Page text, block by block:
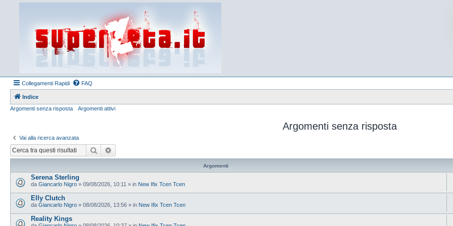
Collegamenti Rapidi FAQ
Indice
Argomenti senza risposta
Argomenti attivi
Argomenti senza risposta
Vai alla ricerca avanzata
Cerca
Argomenti
Serena Sterling
da Giancarlo Nigro » 09/08/2026, 10:11 » in New Ifix Tcen Tcen
Elly Clutch
da Giancarlo Nigro » 08/08/2026, 13:56 » in New Ifix Tcen Tcen
Reality Kings